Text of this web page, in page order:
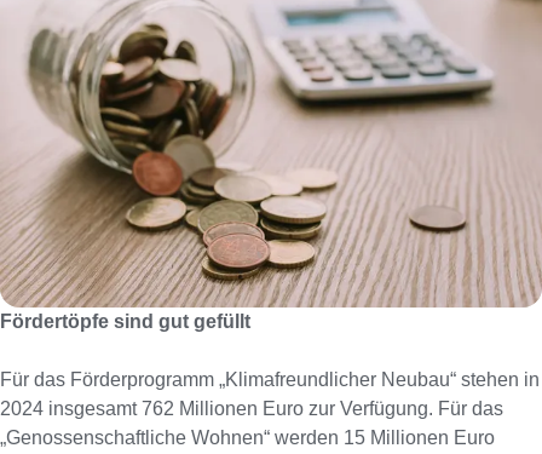
Fördertöpfe sind gut gefüllt
Für das Förderprogramm „Klimafreundlicher Neubau“ stehen in
2024 insgesamt 762 Millionen Euro zur Verfügung. Für das
„Genossenschaftliche Wohnen“ werden 15 Millionen Euro